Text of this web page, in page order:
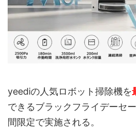
yeediの人気ロボット掃除機を
できるブラックフライデーセ
間限定で実施される。